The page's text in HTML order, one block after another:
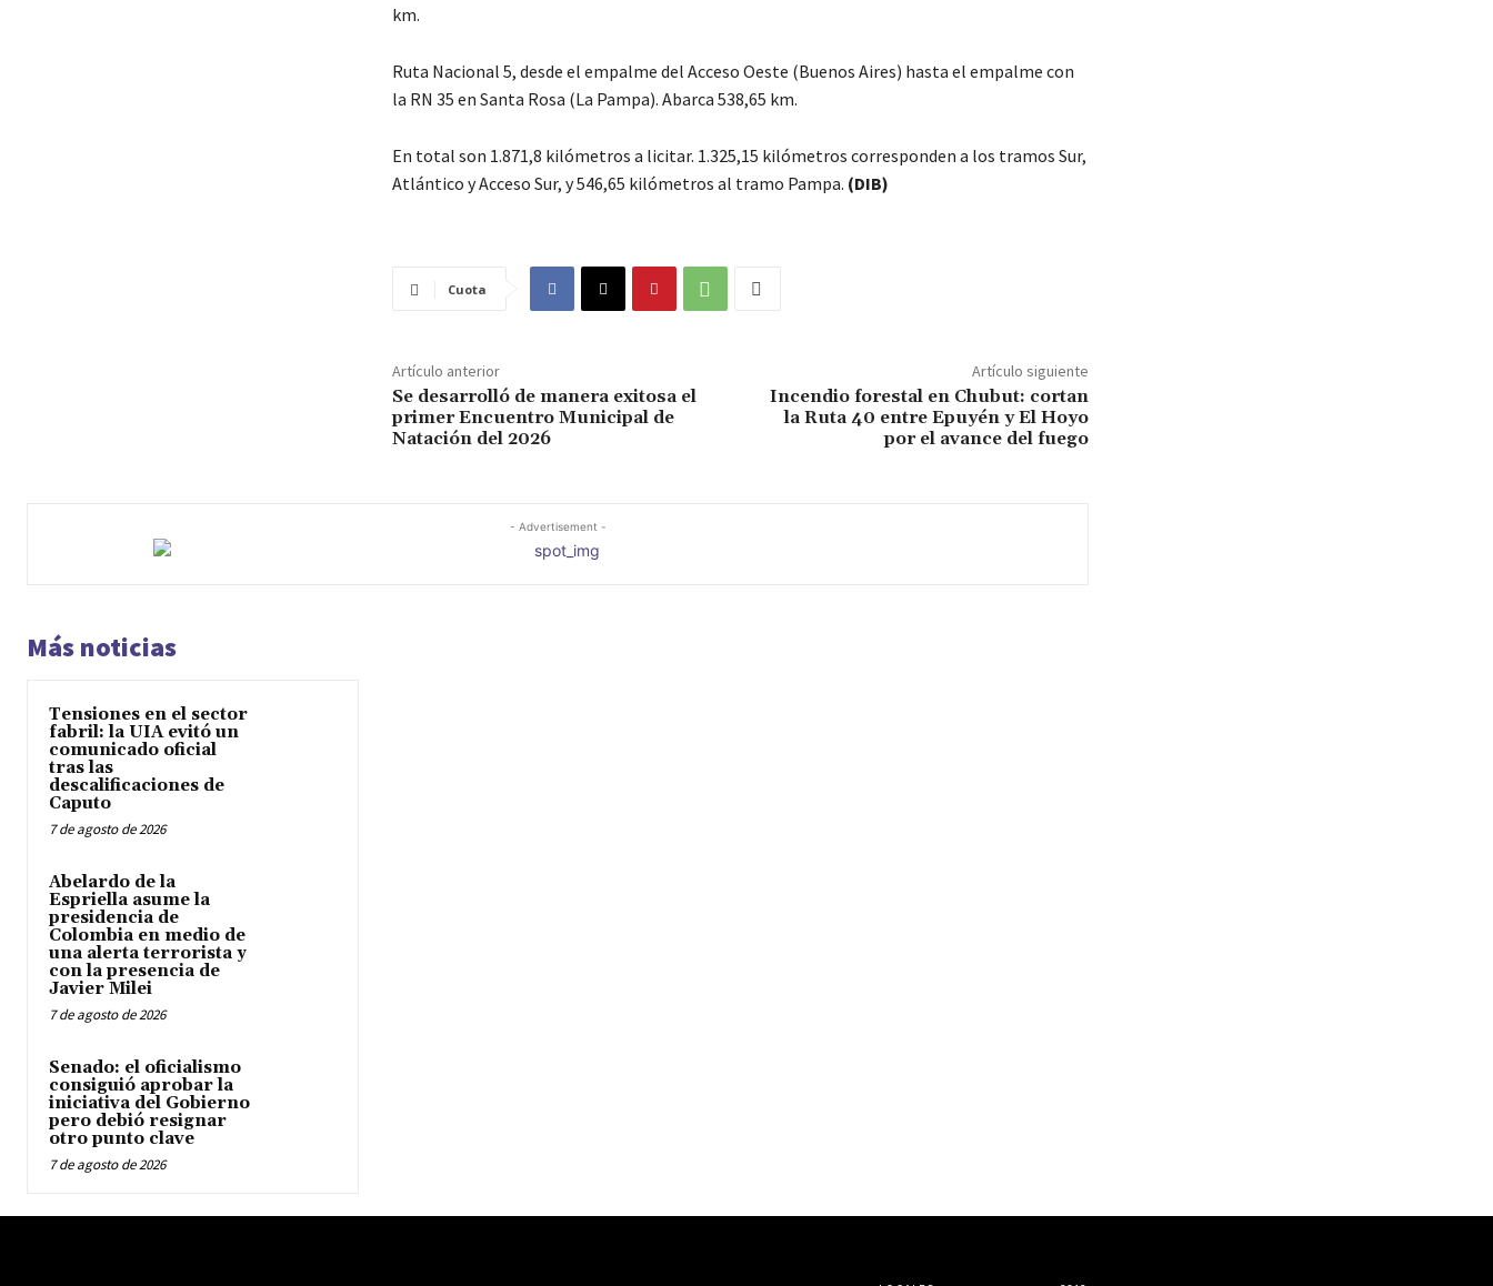
km.
Ruta Nacional 5, desde el empalme del Acceso Oeste (Buenos Aires) hasta el empalme con
la RN 35 en Santa Rosa (La Pampa). Abarca 538,65 km.
En total son 1.871,8 kilómetros a licitar. 1.325,15 kilómetros corresponden a los tramos Sur,
Atlántico y Acceso Sur, y 546,65 kilómetros al tramo Pampa. (DIB)
Cuota
Artículo anterior
Se desarrolló de manera exitosa el
primer Encuentro Municipal de
Natación del 2026
Artículo siguiente
Incendio forestal en Chubut: cortan
la Ruta 40 entre Epuyén y El Hoyo
por el avance del fuego
- Advertisement -
Más noticias
Tensiones en el sector
fabril: la UIA evitó un
comunicado oficial
tras las
descalificaciones de
Caputo
7 de agosto de 2026
Abelardo de la
Espriella asume la
presidencia de
Colombia en medio de
una alerta terrorista y
con la presencia de
Javier Milei
7 de agosto de 2026
Senado: el oficialismo
consiguió aprobar la
iniciativa del Gobierno
pero debió resignar
otro punto clave
7 de agosto de 2026